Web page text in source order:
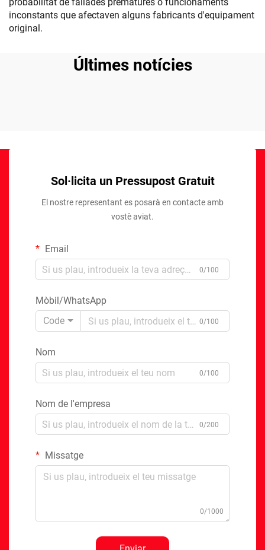
inconstants que afectaven alguns fabricants d'equipament
original.
Últimes notícies
Sol·licita un Pressupost Gratuit
El nostre representant es posarà en contacte amb
vostè aviat.
Email
0/100
Mòbil/WhatsApp
Code
0/100
Nom
0/100
Nom de l'empresa
0/200
Missatge
0/1000